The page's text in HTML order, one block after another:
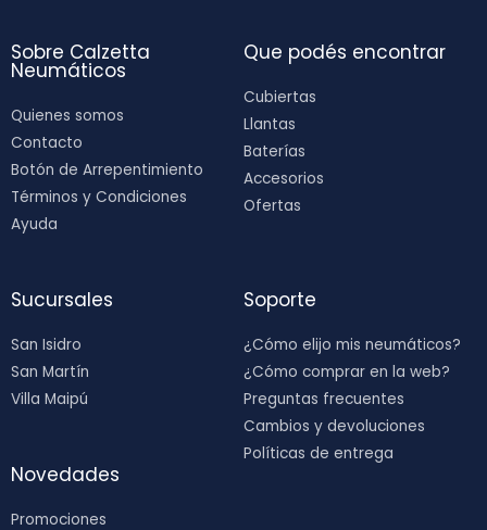
Sobre Calzetta
Neumáticos
Quienes somos
Contacto
Botón de Arrepentimiento
Términos y Condiciones
Ayuda
Que podés encontrar
Cubiertas
Llantas
Baterías
Accesorios
Ofertas
Sucursales
San Isidro
San Martín
Villa Maipú
Novedades
Promociones
Soporte
¿Cómo elijo mis neumáticos?
¿Cómo comprar en la web?
Preguntas frecuentes
Cambios y devoluciones
Políticas de entrega